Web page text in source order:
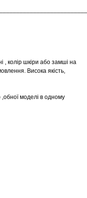
, колір шкіри або замші на
Висока якість,
моделі в одному